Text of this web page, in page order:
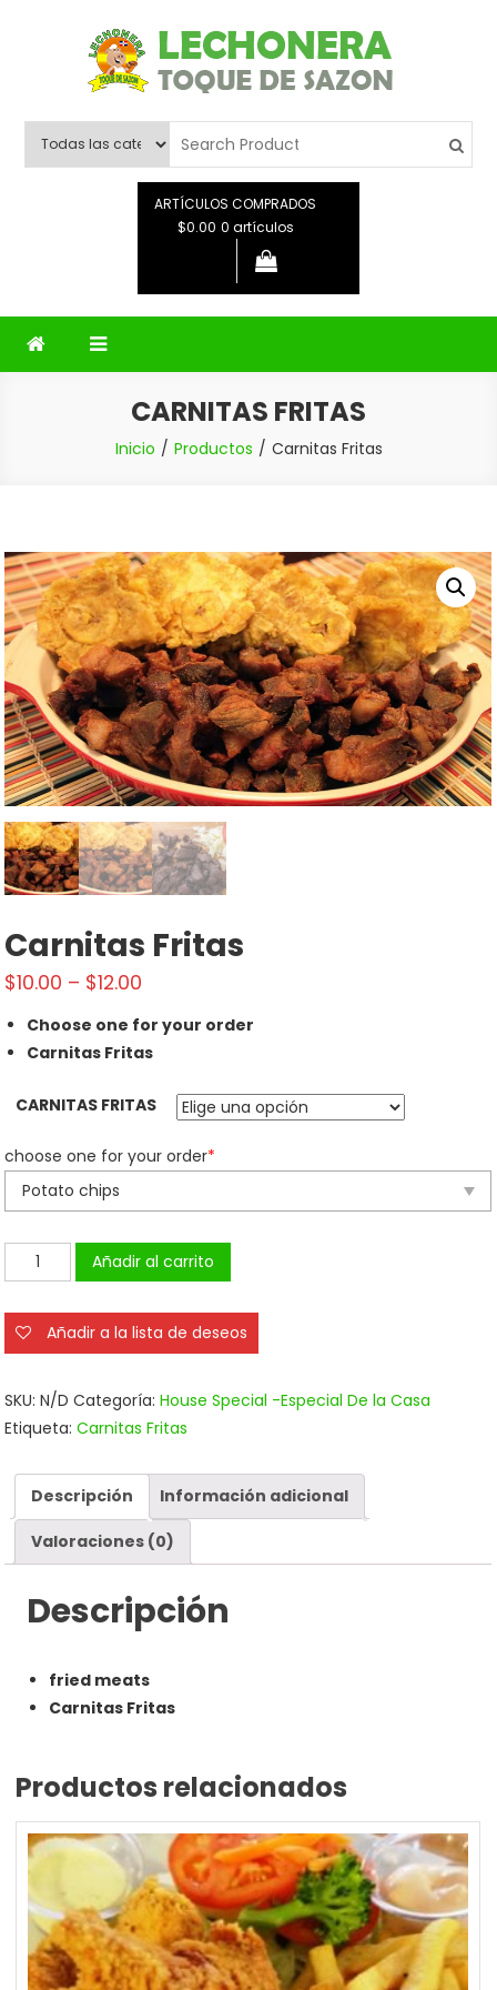
Lechonera Toque De Sazon
ARTÍCULOS COMPRADOS
$0.00 0 artículos
CARNITAS FRITAS
Inicio Productos Carnitas Fritas
Carnitas Fritas
$10.00 – $12.00
Choose one for your order
Carnitas Fritas
CARNITAS FRITAS
choose one for your order*
Carnitas
Fritas
cantidad
Añadir al carrito
Añadir a la lista de deseos
SKU:N/D Categoría:House Special -Especial De la Casa
Etiqueta:Carnitas Fritas
Descripción Información adicional
Valoraciones (0)
Descripción
fried meats
Carnitas Fritas
Productos relacionados